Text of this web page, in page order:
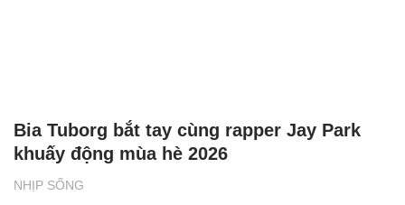
NHỊP SỐNG
Bia Tuborg bắt tay cùng rapper Jay Park
khuấy động mùa hè 2026